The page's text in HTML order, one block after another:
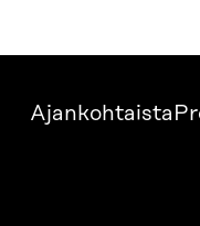
Ajankohtaista